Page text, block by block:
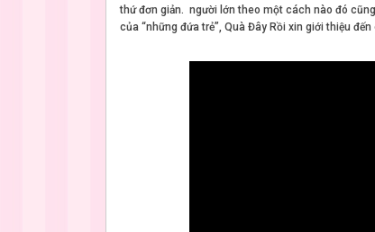
thứ đơn giản. người lớn theo một cách nào đó
của “những đứa trẻ”, Quà Đây Rồi xin giới thiệu